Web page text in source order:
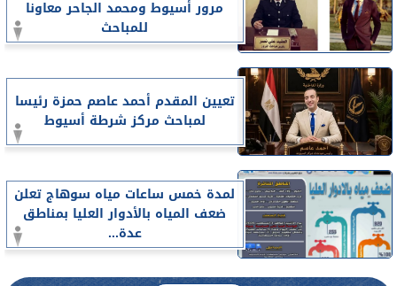
مرور أسيوط ومحمد الجاحر معاونا
للمباحث
تعيين المقدم أحمد عاصم حمزة رئيسا
لمباحث مركز شرطة أسيوط
لمدة خمس ساعات مياه سوهاج تعلن
ضعف المياه بالأدوار العليا بمناطق
عدة...